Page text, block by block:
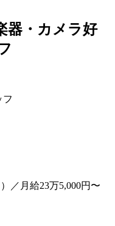
器・カメラ好
フ
／月給23万5,000円〜